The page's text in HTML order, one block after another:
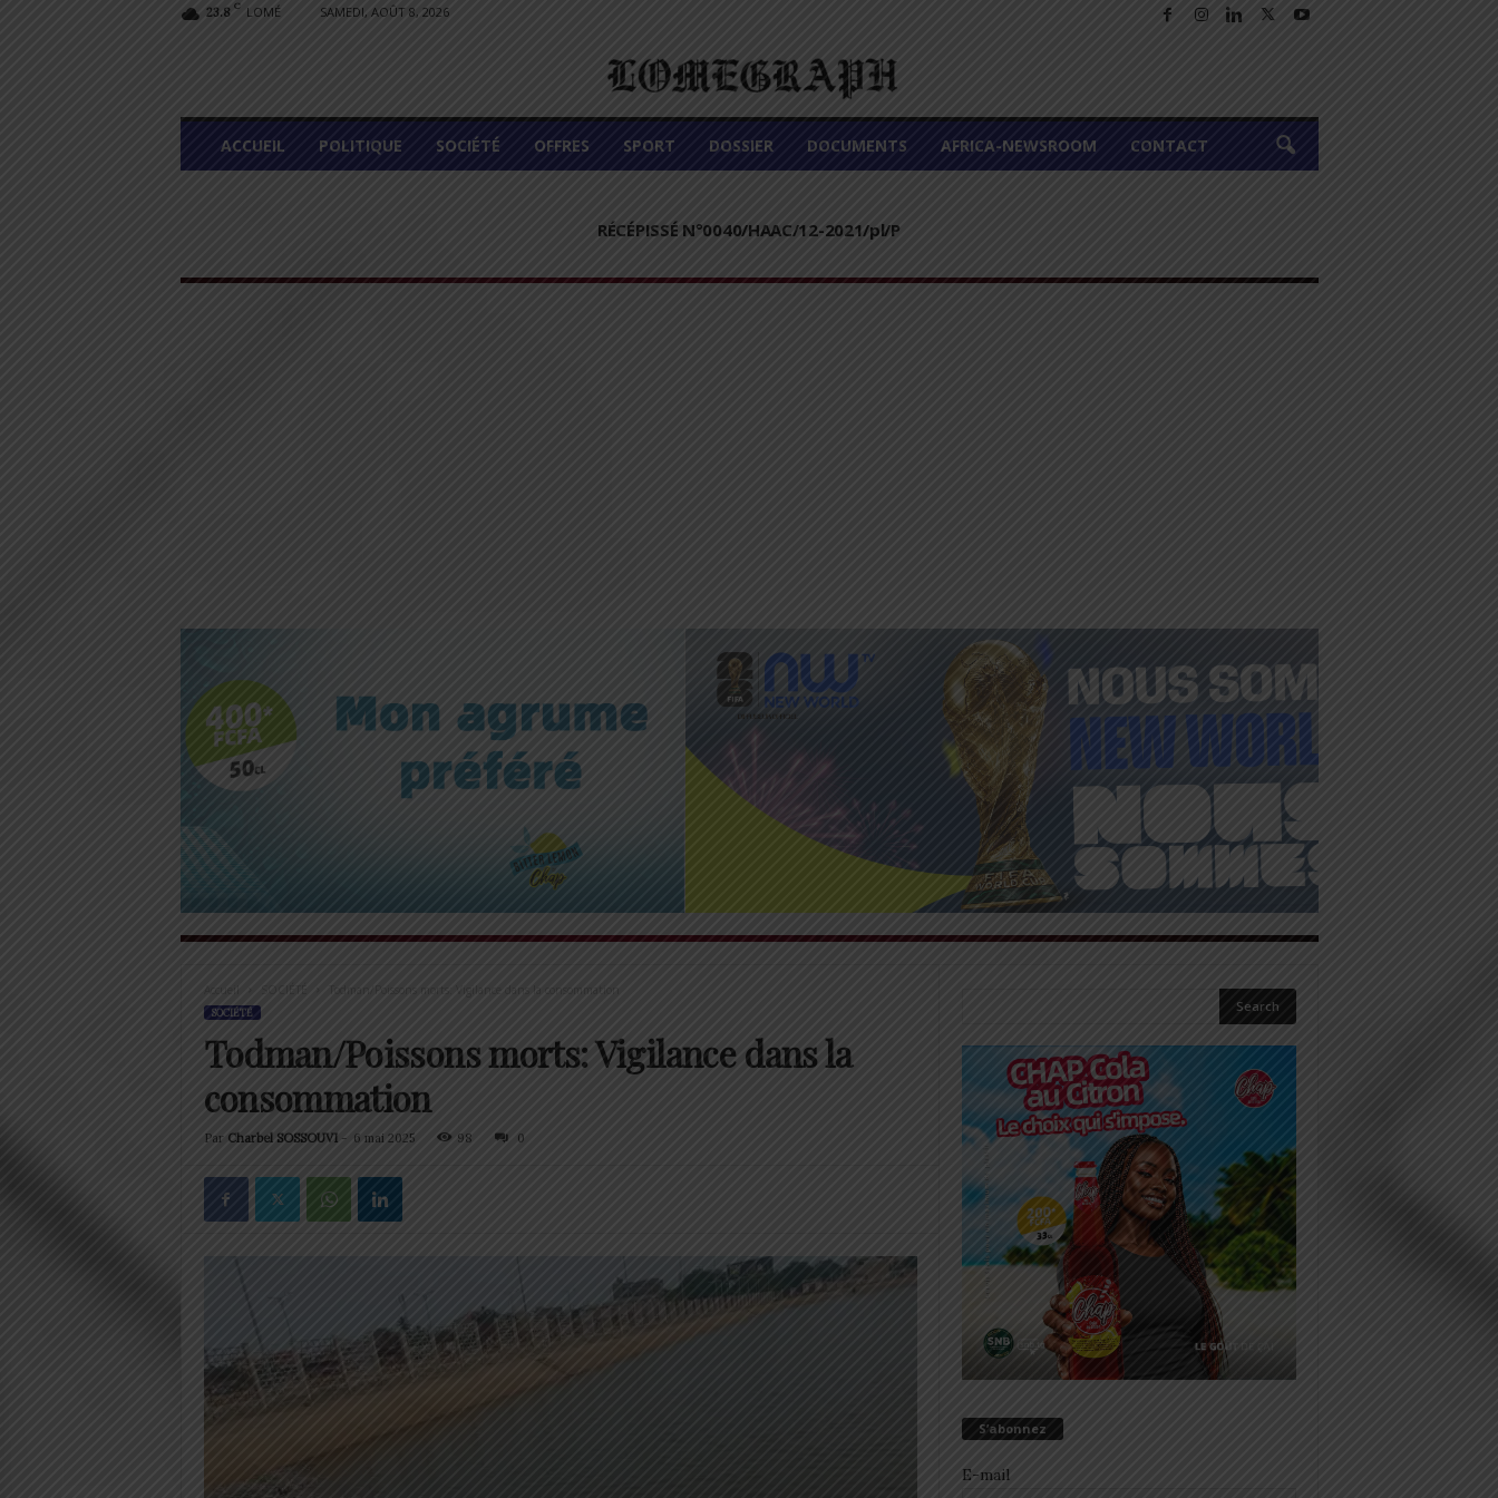
23.8 C LOMÉ SAMEDI, AOÛT 8, 2026
L
M
ACCUEIL POLITIQUE SOCIÉTÉ OFFRES SPORT DOSSIER DOCUMENTS AFRICA-NEWSROOM CONTACT
RÉCÉPISSÉ N°0040/HAAC/12-2021/pl/P
Accueil Todman/Poissons morts: Vigilance dans la consommation
SOCIÉTÉ
Todman/Poissons morts: Vigilance dans la
consommation
Par Charbel SOSSOUVI- 6 mai 2025 98 0
S’abonnez
E-mail